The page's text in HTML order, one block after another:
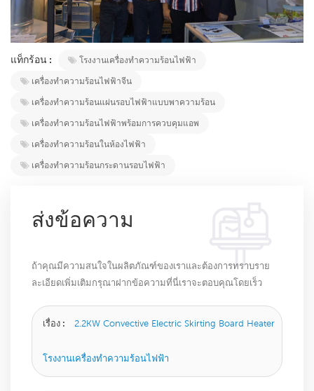
แท็กร้อน :
โรงงานเครื่องทำความร้อนไฟฟ้า
เครื่องทำความร้อนไฟฟ้าจีน
เครื่องทำความร้อนแผ่นรอบไฟฟ้าแบบพาความร้อน
เครื่องทำความร้อนไฟฟ้าพร้อมการควบคุมแอพ
เครื่องทำความร้อนในห้องไฟฟ้า
เครื่องทำความร้อนกระดานรอบไฟฟ้า
ส่งข้อความ
ถ้าคุณมีความสนใจในผลิตภัณฑ์ของเราและต้องการทราบราย
ละเอียดเพิ่มเติมกรุณาฝากข้อความที่นี่เราจะตอบคุณโดยเร็ว
เรื่อง : 2.2KW Convective Electric Skirting Board Heater
โรงงานเครื่องทำความร้อนไฟฟ้า